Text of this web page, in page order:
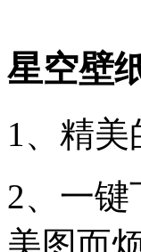
星空壁
1、精
2、一
美图而